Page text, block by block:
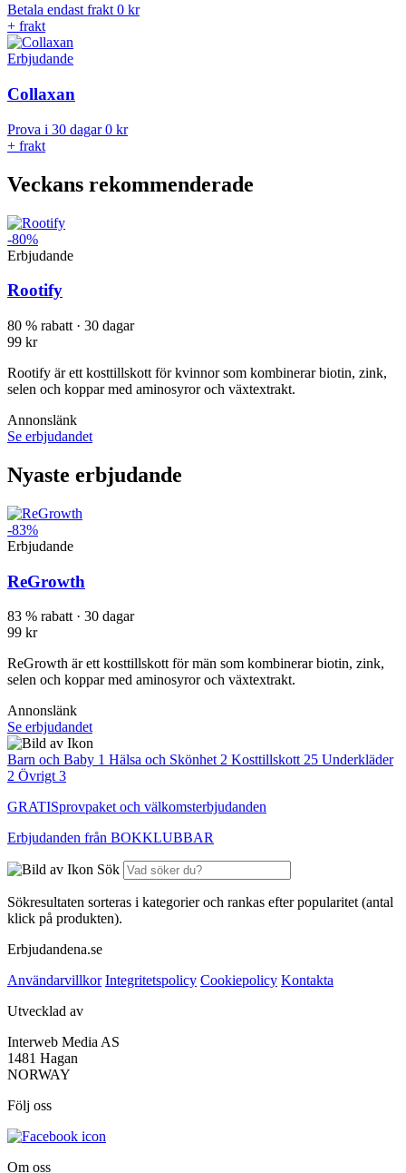
Betala endast frakt 0 kr
+ frakt
Erbjudande
Collaxan
Prova i 30 dagar 0 kr
+ frakt
Veckans rekommenderade
-80%
Erbjudande
Rootify
80 % rabatt · 30 dagar
99 kr
Rootify är ett kosttillskott för kvinnor som kombinerar biotin, zink,
selen och koppar med aminosyror och växtextrakt.
Annonslänk
Se erbjudandet
Nyaste erbjudande
-83%
Erbjudande
ReGrowth
83 % rabatt · 30 dagar
99 kr
ReGrowth är ett kosttillskott för män som kombinerar biotin, zink,
selen och koppar med aminosyror och växtextrakt.
Annonslänk
Se erbjudandet
Barn och Baby 1 Hälsa och Skönhet2 Kosttillskott25 Underkläder
2 Övrigt3
GRATISprovpaket och välkomsterbjudanden
Erbjudanden från BOKKLUBBAR
Sök
Sökresultaten sorteras i kategorier och rankas efter popularitet (antal
klick på produkten).
Erbjudandena.se
Användarvillkor Integritetspolicy Cookiepolicy Kontakta
Utvecklad av
Interweb Media AS
1481 Hagan
NORWAY
Följ oss
Om oss